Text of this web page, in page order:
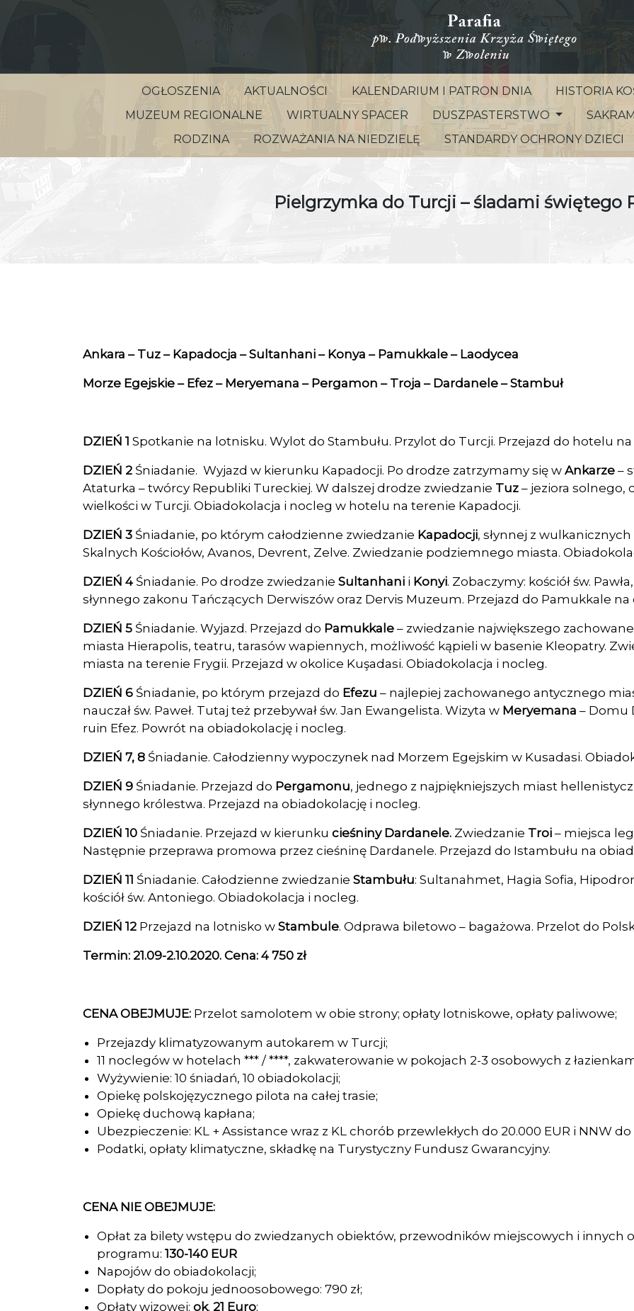
OGŁOSZENIA AKTUALNOŚCI KALENDARIUM I PATRON DNIA HISTORIA
MUZEUM REGIONALNE
WIRTUALNY SPACER DUSZPASTERSTWO
RODZINA
ROZWAŻANIA NA NIEDZIELĘ STANDARDY OCHRONY DZIECI
Pielgrzymka do Turcji – śladami świętego
Ankara – Tuz – Kapadocja – Sultanhani – Konya – Pamukkale – Laodycea
Morze Egejskie – Efez – Meryemana – Pergamon – Troja – Dardanele – Stambuł
DZIEŃ 1 Spotkanie na lotnisku. Wylot do Stambułu. Przylot do Turcji. Przejazd do hotelu
DZIEŃ 2 Śniadanie. Wyjazd w kierunku Kapadocji. Po drodze zatrzymamy się w Ankarze –
Ataturka – twórcy Republiki Tureckiej. W dalszej drodze zwiedzanie Tuz – jeziora solnego,
wielkości w Turcji. Obiadokolacja i nocleg w hotelu na terenie Kapadocji.
DZIEŃ 3 Śniadanie, po którym całodzienne zwiedzanie Kapadocji, słynnej z
Skalnych Kościołów, Avanos, Devrent, Zelve. Zwiedzanie podziemnego miasta.
DZIEŃ 4 Śniadanie. Po drodze zwiedzanie Sultanhani i Konyi. Zobaczymy: kościół św.
słynnego zakonu Tańczących Derwiszów oraz Dervis Muzeum. Przejazd do Pamukkale
DZIEŃ 5 Śniadanie. Wyjazd. Przejazd do Pamukkale – zwiedzanie największego
miasta Hierapolis, teatru, tarasów wapiennych, możliwość kąpieli w basenie Kleopatry.
miasta na terenie Frygii. Przejazd w okolice Kuşadasi. Obiadokolacja i nocleg.
DZIEŃ 6 Śniadanie, po którym przejazd do Efezu – najlepiej zachowanego antycznego
nauczał św. Paweł. Tutaj też przebywał św. Jan Ewangelista. Wizyta w Meryemana – Domu
ruin Efez. Powrót na obiadokolację i nocleg.
DZIEŃ 7, 8 Śniadanie. Całodzienny wypoczynek nad Morzem Egejskim w Kusadasi.
DZIEŃ 9 Śniadanie. Przejazd do Pergamonu, jednego z najpiękniejszych miast
słynnego królestwa. Przejazd na obiadokolację i nocleg.
DZIEŃ 10 Śniadanie. Przejazd w kierunku cieśniny Dardanele. Zwiedzanie Troi – miejsca
Następnie przeprawa promowa przez cieśninę Dardanele. Przejazd do Istambułu na
DZIEŃ 11 Śniadanie. Całodzienne zwiedzanie Stambułu: Sultanahmet, Hagia Sofia,
kościół św. Antoniego. Obiadokolacja i nocleg.
DZIEŃ 12 Przejazd na lotnisko w Stambule. Odprawa biletowo – bagażowa. Przelot do
Termin: 21.09-2.10.2020. Cena: 4 750 zł
CENA OBEJMUJE: Przelot samolotem w obie strony; opłaty lotniskowe, opłaty paliwowe;
Przejazdy klimatyzowanym autokarem w Turcji;
11 noclegów w hotelach *** / ****, zakwaterowanie w pokojach 2-3 osobowych z
Wyżywienie: 10 śniadań, 10 obiadokolacji;
Opiekę polskojęzycznego pilota na całej trasie;
Opiekę duchową kapłana;
Ubezpieczenie: KL + Assistance wraz z KL chorób przewlekłych do 20.000 EUR i NNW do
Podatki, opłaty klimatyczne, składkę na Turystyczny Fundusz Gwarancyjny.
CENA NIE OBEJMUJE:
Opłat za bilety wstępu do zwiedzanych obiektów, przewodników miejscowych i innych
programu: 130-140 EUR
Napojów do obiadokolacji;
Dopłaty do pokoju jednoosobowego: 790 zł;
Opłaty wizowej: ok. 21 Euro;